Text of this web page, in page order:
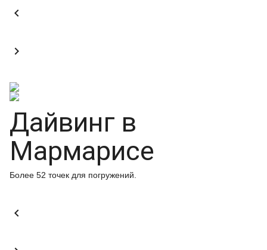


Дайвинг в
Мармарисе
Более 52 точек для погружений.
